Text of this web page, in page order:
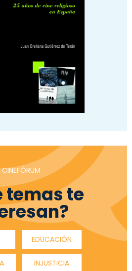
CINEFÓRUM
temas te
EDUCACIÓN
INJUSTICIA